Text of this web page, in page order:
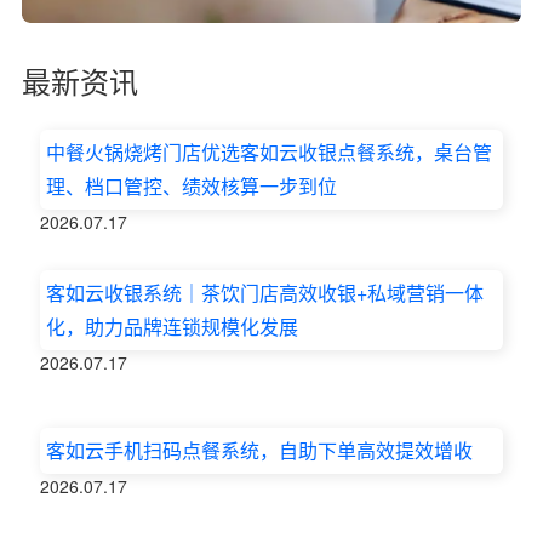
最新资讯
中餐火锅烧烤门店优选客如云收银点餐系统，桌台管
理、档口管控、绩效核算一步到位
2026.07.17
客如云收银系统｜茶饮门店高效收银+私域营销一体
化，助力品牌连锁规模化发展
2026.07.17
客如云手机扫码点餐系统，自助下单高效提效增收
2026.07.17